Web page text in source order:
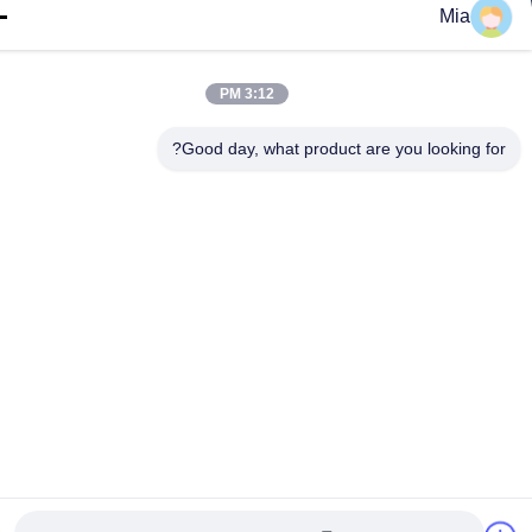
Mia
3:12 PM
Good day, what product are you looking